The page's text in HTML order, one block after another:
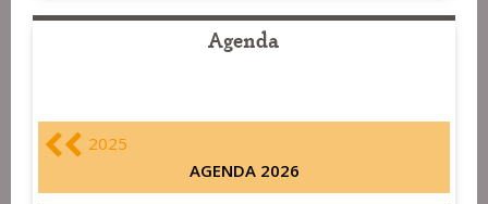
Agenda
2025
AGENDA 2026